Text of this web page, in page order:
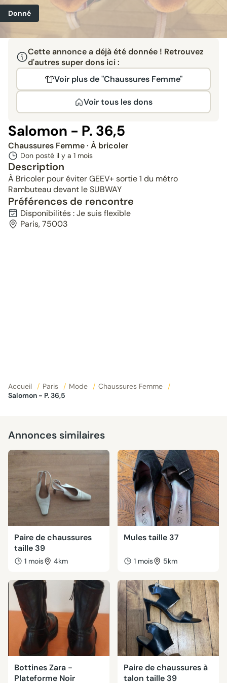
Donné
Cette annonce a déjà été donnée ! Retrouvez
d'autres super dons ici :
Voir plus de "Chaussures Femme"
Voir tous les dons
Salomon - P. 36,5
Chaussures Femme· À bricoler
Don posté il y a 1 mois
Description
À Bricoler pour éviter GEEV+ sortie 1 du métro
Rambuteau devant le SUBWAY
Préférences de rencontre
Disponibilités : Je suis flexible
Paris, 75003
Accueil / Paris / Mode / Chaussures Femme
/
Salomon - P. 36,5
Annonces similaires
Paire de chaussures
taille 39
1 mois 4km
Mules taille 37
1 mois 5km
Bottines Zara -
Plateforme Noir
Paire de chaussures à
talon taille 39